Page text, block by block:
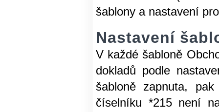
šablony a nastavení
Nastavení
V každé šabloně
dokladů podle
šabloně zapnuta,
číselníku *215 není